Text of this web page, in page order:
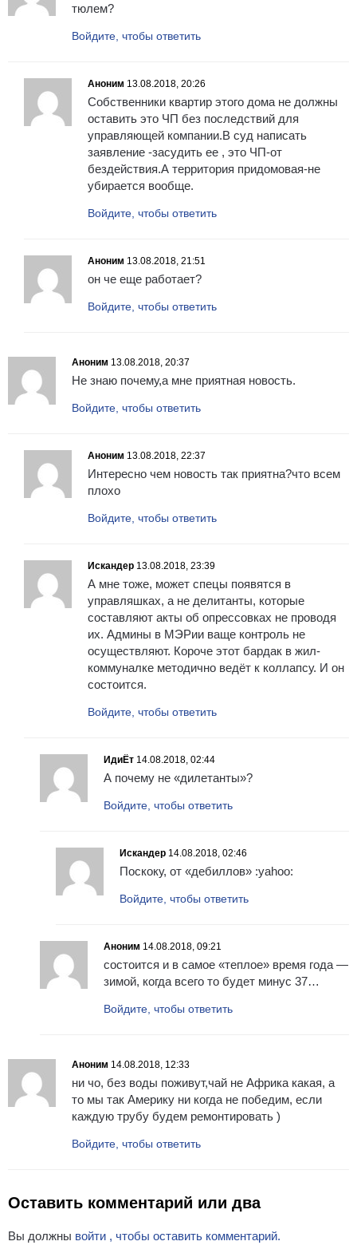
тюлем?
Войдите, чтобы ответить
Аноним 13.08.2018, 20:26
Собственники квартир этого дома не должны
оставить это ЧП без последствий для
управляющей компании.В суд написать
заявление -засудить ее , это ЧП-от
бездействия.А территория придомовая-не
убирается вообще.
Войдите, чтобы ответить
Аноним 13.08.2018, 21:51
он че еще работает?
Войдите, чтобы ответить
Аноним 13.08.2018, 20:37
Не знаю почему,а мне приятная новость.
Войдите, чтобы ответить
Аноним 13.08.2018, 22:37
Интересно чем новость так приятна?что всем
плохо
Войдите, чтобы ответить
Искандер 13.08.2018, 23:39
А мне тоже, может спецы появятся в
управляшках, а не делитанты, которые
составляют акты об опрессовках не проводя
их. Админы в МЭРии ваще контроль не
осуществляют. Короче этот бардак в жил-
коммуналке методично ведёт к коллапсу. И он
состоится.
Войдите, чтобы ответить
ИдиЁт 14.08.2018, 02:44
А почему не «дилетанты»?
Войдите, чтобы ответить
Искандер 14.08.2018, 02:46
Поскоку, от «дебиллов» :yahoo:
Войдите, чтобы ответить
Аноним 14.08.2018, 09:21
состоится и в самое «теплое» время года —
зимой, когда всего то будет минус 37…
Войдите, чтобы ответить
Аноним 14.08.2018, 12:33
ни чо, без воды поживут,чай не Африка какая, а
то мы так Америку ни когда не победим, если
каждую трубу будем ремонтировать )
Войдите, чтобы ответить
Оставить комментарий или два
Вы должны войти , чтобы оставить комментарий.